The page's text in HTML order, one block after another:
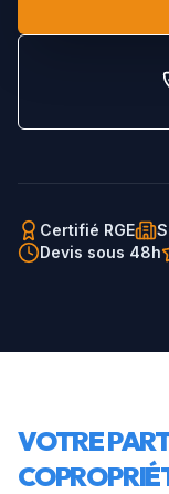
Certifié RGE
Devis sous 48h
VOTRE